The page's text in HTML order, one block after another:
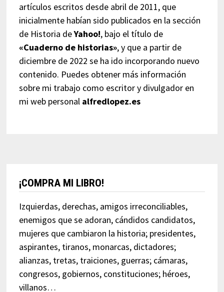
artículos escritos desde abril de 2011, que
inicialmente habían sido publicados en la sección
de Historia deYahoo!, bajo el título de
«Cuaderno de historias», y que a partir de
diciembre de 2022 se ha ido incorporando nuevo
contenido. Puedes obtener más información
sobre mi trabajo como escritor y divulgador en
mi web personal alfredlopez.es
¡COMPRA MI LIBRO!
Izquierdas, derechas, amigos irreconciliables,
enemigos que se adoran, cándidos candidatos,
mujeres que cambiaron la historia; presidentes,
aspirantes, tiranos, monarcas, dictadores;
alianzas, tretas, traiciones, guerras; cámaras,
congresos, gobiernos, constituciones; héroes,
villanos…